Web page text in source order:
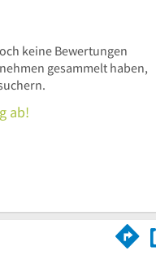
keine Bewertungen
gesammelt haben,
ab!